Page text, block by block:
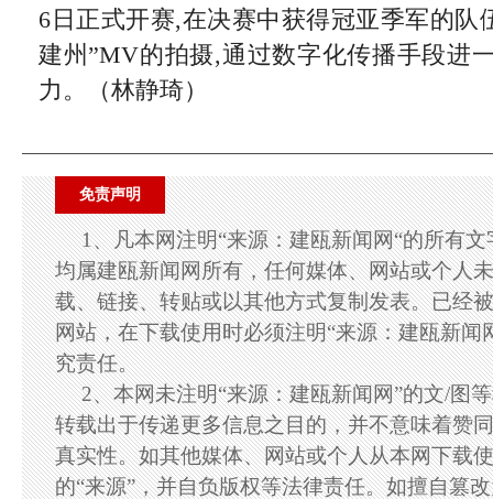
6日正式开赛,在决赛中获得冠亚季军的队
建州”MV的拍摄,通过数字化传播手段进
力。（林静琦）
免责声明
1、凡本网注明“来源：建瓯新闻网“的所有
均属建瓯新闻网所有，任何媒体、网站或个人
载、链接、转贴或以其他方式复制发表。已经
网站，在下载使用时必须注明“来源：建瓯新闻
究责任。
2、本网未注明“来源：建瓯新闻网”的文/图
转载出于传递更多信息之目的，并不意味着赞
真实性。如其他媒体、网站或个人从本网下载
的“来源”，并自负版权等法律责任。如擅自篡